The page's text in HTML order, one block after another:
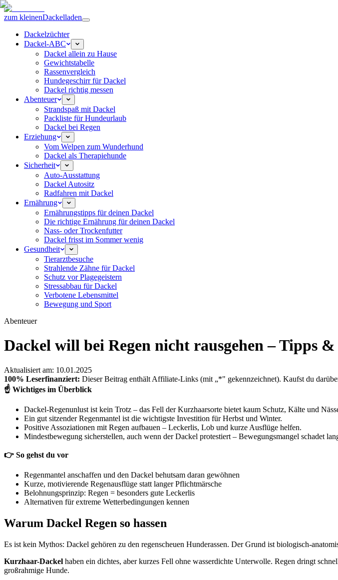
zum kleinenDackelladen
Dackelzüchter
Dackel-ABC
Dackel allein zu Hause
Gewichtstabelle
Rassenvergleich
Hundegeschirr für Dackel
Dackel richtig messen
Abenteuer
Strandspaß mit Dackel
Packliste für Hundeurlaub
Dackel bei Regen
Erziehung
Vom Welpen zum Wunderhund
Dackel als Therapiehunde
Sicherheit
Auto-Ausstattung
Dackel Autositz
Radfahren mit Dackel
Ernährung
Ernährungstipps für deinen Dackel
Die richtige Ernährung für deinen Dackel
Nass- oder Trockenfutter
Dackel frisst im Sommer wenig
Gesundheit
Tierarztbesuche
Strahlende Zähne für Dackel
Schutz vor Plagegeistern
Stressabbau für Dackel
Verbotene Lebensmittel
Bewegung und Sport
Abenteuer
Dackel will bei Regen nicht rausgehen – Tipps
Aktualisiert am: 10.01.2025
100% Leserfinanziert: Dieser Beitrag enthält Affiliate-Links (mit „*" gekennzeichnet). Kaufst du
☝️ Wichtiges im Überblick
Dackel-Regenunlust ist kein Trotz – das Fell der Kurzhaarsorte bietet kaum Schutz, Kälte und
Ein gut sitzender Regenmantel ist die wichtigste Investition für Herbst und Winter.
Positive Assoziationen mit Regen aufbauen – Leckerlis, Lob und kurze Ausflüge helfen.
Mindestbewegung sicherstellen, auch wenn der Dackel protestiert – Bewegungsmangel schadet
👉 So gehst du vor
Regenmantel anschaffen und den Dackel behutsam daran gewöhnen
Kurze, motivierende Regenausflüge statt langer Pflichtmärsche
Belohnungsprinzip: Regen = besonders gute Leckerlis
Alternativen für extreme Wetterbedingungen kennen
Warum Dackel Regen so hassen
Es ist kein Mythos: Dackel gehören zu den regenscheuen Hunderassen. Der Grund ist biologisch-
Kurzhaar-Dackel haben ein dichtes, aber kurzes Fell ohne wasserdichte Unterwolle. Regen dringt
großrahmige Hunde.